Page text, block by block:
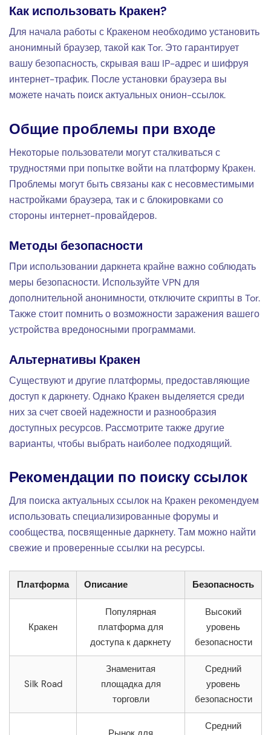
Как использовать Кракен?
Для начала работы с Кракеном необходимо установить
анонимный браузер, такой как Tor. Это гарантирует
вашу безопасность, скрывая ваш IP-адрес и шифруя
интернет-трафик. После установки браузера вы
можете начать поиск актуальных онион-ссылок.
Общие проблемы при входе
Некоторые пользователи могут сталкиваться с
трудностями при попытке войти на платформу Кракен.
Проблемы могут быть связаны как с несовместимыми
настройками браузера, так и с блокировками со
стороны интернет-провайдеров.
Методы безопасности
При использовании даркнета крайне важно соблюдать
меры безопасности. Используйте VPN для
дополнительной анонимности, отключите скрипты в Tor.
Также стоит помнить о возможности заражения вашего
устройства вредоносными программами.
Альтернативы Кракен
Существуют и другие платформы, предоставляющие
доступ к даркнету. Однако Кракен выделяется среди
них за счет своей надежности и разнообразия
доступных ресурсов. Рассмотрите также другие
варианты, чтобы выбрать наиболее подходящий.
Рекомендации по поиску ссылок
Для поиска актуальных ссылок на Кракен рекомендуем
использовать специализированные форумы и
сообщества, посвященные даркнету. Там можно найти
свежие и проверенные ссылки на ресурсы.
Платформа Описание Безопасность
Кракен
Популярная
платформа для
доступа к даркнету
Высокий
уровень
безопасности
Silk Road
Знаменитая
площадка для
торговли
Средний
уровень
безопасности
Средний